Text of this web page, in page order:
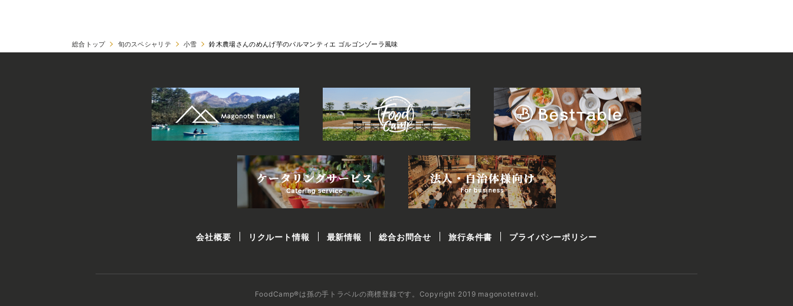
総合トップ 旬のスペシャリテ 小雪 鈴木農場さんのめんげ芋のパルマンティエ ゴルゴンゾーラ風味
会社概要 リクルート情報 最新情報 総合お問合せ 旅行条件書 プライバシーポリシー
FoodCamp®は孫の手トラベルの商標登録です。 Copyright 2019 magonotetravel.